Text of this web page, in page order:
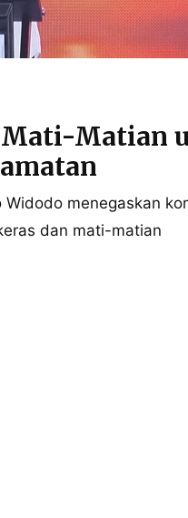
Mati-Matian
menegaskan
dan mati-matian